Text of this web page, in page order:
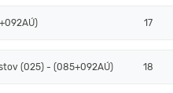
17
(025) - (085+092AÚ) 18